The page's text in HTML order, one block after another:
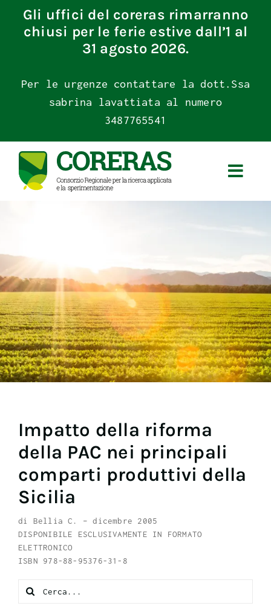
content
Gli uffici del coreras rimarranno
chiusi per le ferie estive dall’1 al
31 agosto 2026.
Per le urgenze contattare la dott.Ssa
sabrina lavattiata al numero
3487765541
Impatto della riforma
della PAC nei principali
comparti produttivi della
Sicilia
di Bellia C. – dicembre 2005
DISPONIBILE ESCLUSIVAMENTE IN FORMATO
ELETTRONICO
ISBN 978-88-95376-31-8
Search
for: